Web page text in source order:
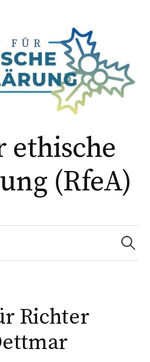
ethische
(RfeA)
Suchen
nach:
Richter